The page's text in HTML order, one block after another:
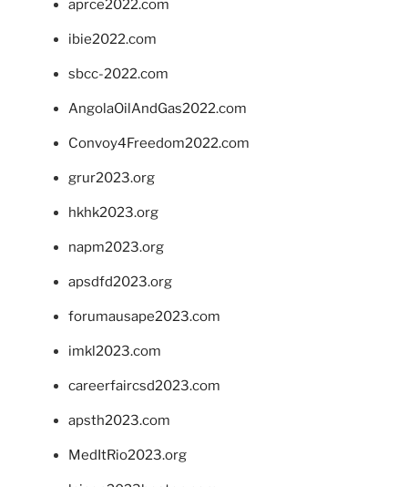
aprce2022.com
ibie2022.com
sbcc-2022.com
AngolaOilAndGas2022.com
Convoy4Freedom2022.com
grur2023.org
hkhk2023.org
napm2023.org
apsdfd2023.org
forumausape2023.com
imkl2023.com
careerfaircsd2023.com
apsth2023.com
MedItRio2023.org